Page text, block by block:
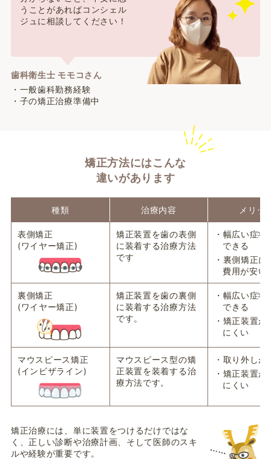
うことがあればコンシェル
ジュに相談してください！
歯科衛生士 モモコさん
・一般歯科勤務経験
・子の矯正治療準備中
矯正方法にはこんな
違いがあります
種類 治療内容 メリッ
表側矯正
(ワイヤー矯正)
矯正装置を歯の表側
に装着する治療方法
です
・幅広い症状
できる
・裏側矯正に
費用が安い
裏側矯正
(ワイヤー矯正)
矯正装置を歯の裏側
に装着する治療方法
です。
・幅広い症状
できる
・矯正装置が
にくい
マウスピース矯正
(インビザライン)
マウスピース型の矯
正装置を装着する治
療方法です。
・取り外しが
・矯正装置が
にくい
矯正治療には、単に装置をつけるだけではな
く、正しい診断や治療計画、そして医師のスキ
ルや経験が重要です。